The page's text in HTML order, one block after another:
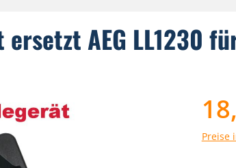
AEG LL1230
Preise